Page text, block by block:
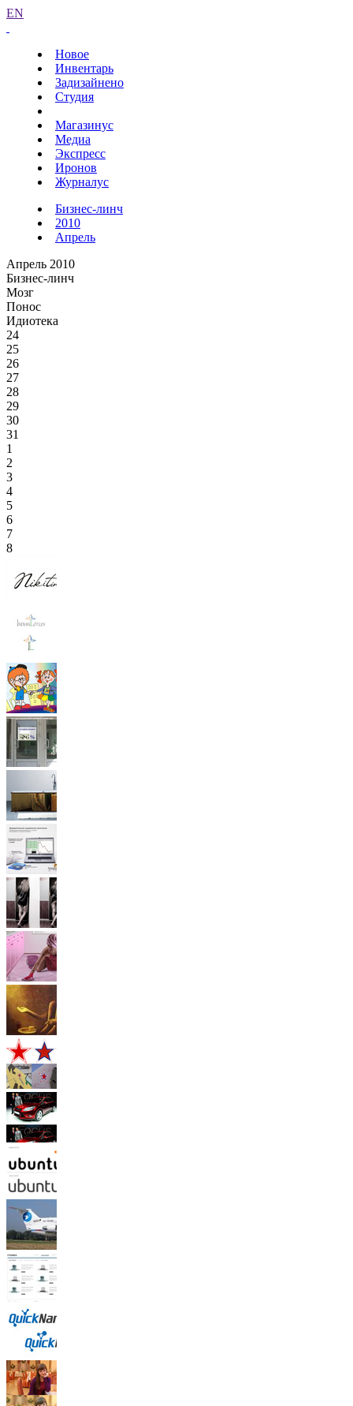
EN
Новое
Инвентарь
Задизайнено
Студия
Магазинус
Медиа
Экспресс
Иронов
Журналус
Бизнес-линч
2010
Апрель
Апрель 2010
Бизнес-линч
Мозг
Понос
Идиотека
24
25
26
27
28
29
30
31
1
2
3
4
5
6
7
8